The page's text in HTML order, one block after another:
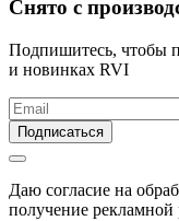
Снято с
Подпишитесь, чтобы
и новинках RVI
Подписаться
Даю согласие на
получение рекламной